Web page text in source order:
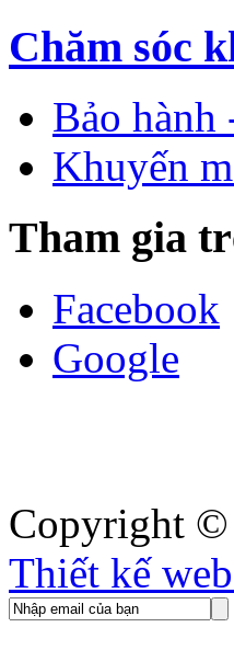
Chăm sóc
Bảo hành
Khuyến
Tham gia
Facebook
Google
Copyright ©
Thiết kế